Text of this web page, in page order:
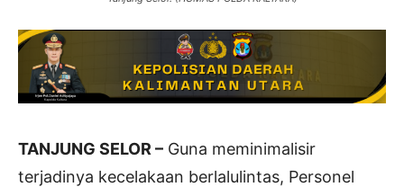
TANJUNG SELOR – Guna meminimalisir
terjadinya kecelakaan berlalulintas, Personel